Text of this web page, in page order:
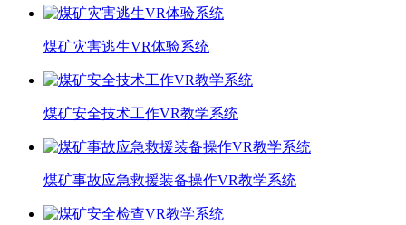
煤矿灾害逃生VR体验系统
煤矿安全技术工作VR教学系统
煤矿事故应急救援装备操作VR教学系统